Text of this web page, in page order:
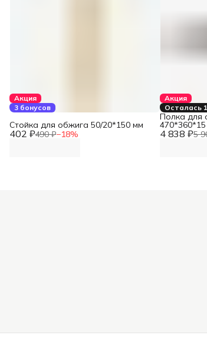
Акция
3 бонусов
402 ₽490 ₽−18%
Стойка для обжига 50/20*150 мм
Акция
Осталась
4 838 ₽5
Полка для